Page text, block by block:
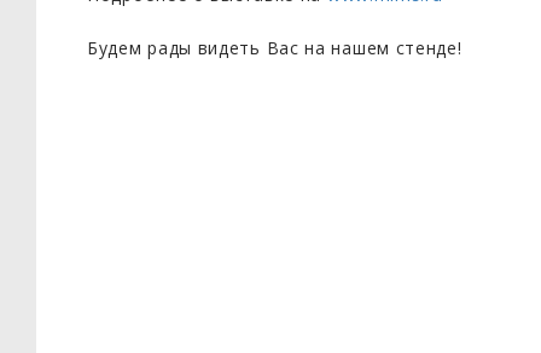
Будем рады видеть Вас на нашем стенде!